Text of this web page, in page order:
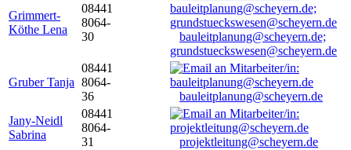
Grimmert-
Köthe Lena
08441
8064-
30
bauleitplanung@scheyern.de;
grundstueckswesen@scheyern.de
Gruber Tanja
08441
8064-
36
bauleitplanung@scheyern.de
Jany-Neidl
Sabrina
08441
8064-
31
projektleitung@scheyern.de